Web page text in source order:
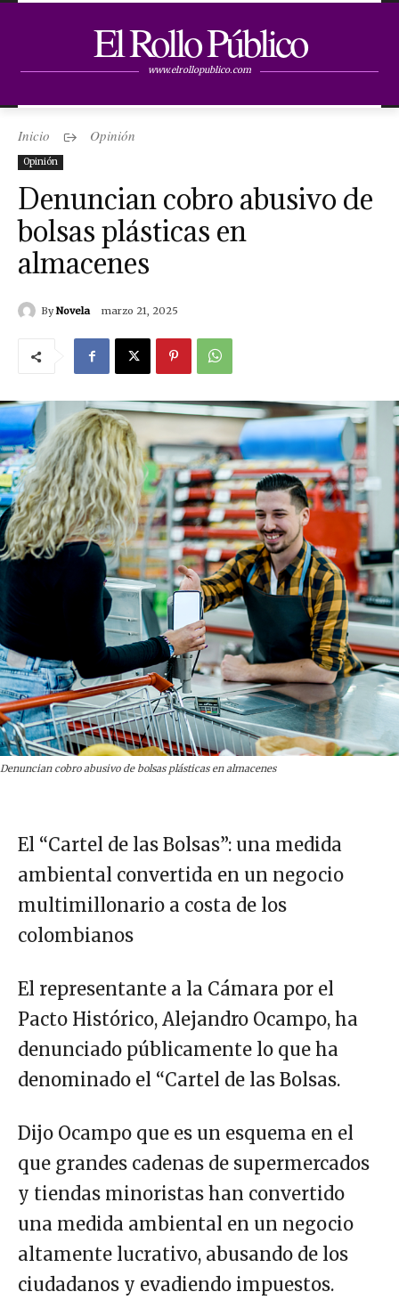
El Rollo Público
www.elrollopublico.com
Inicio Opinión
Opinión
Denuncian cobro abusivo de
bolsas plásticas en
almacenes
By Novela marzo 21, 2025
Denuncian cobro abusivo de bolsas plásticas en almacenes
El “Cartel de las Bolsas”: una medida
ambiental convertida en un negocio
multimillonario a costa de los
colombianos
El representante a la Cámara por el
Pacto Histórico, Alejandro Ocampo, ha
denunciado públicamente lo que ha
denominado el “Cartel de las Bolsas.
Dijo Ocampo que es un esquema en el
que grandes cadenas de supermercados
y tiendas minoristas han convertido
una medida ambiental en un negocio
altamente lucrativo, abusando de los
ciudadanos y evadiendo impuestos.